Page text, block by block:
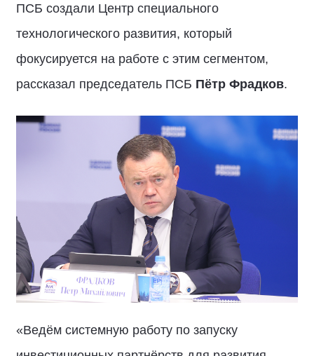
ПСБ создали Центр специального
технологического развития, который
фокусируется на работе с этим сегментом,
рассказал председатель ПСБ Пётр Фрадков.
«Ведём системную работу по запуску